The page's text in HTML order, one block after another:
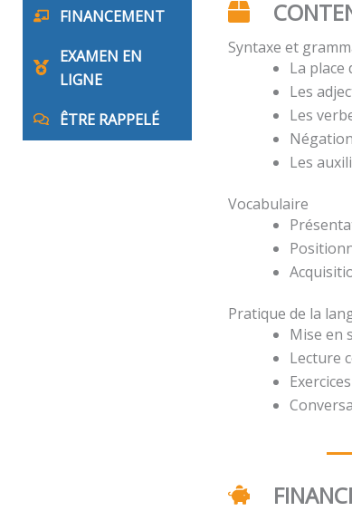
FINANCEMENT
EXAMEN EN
LIGNE
ÊTRE RAPPELÉ
Syntaxe et
La place
Les
Les
Négation
Les
Vocabulaire
Pratique de la
Mise en
Lecture